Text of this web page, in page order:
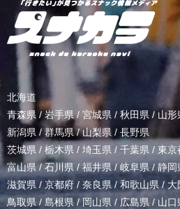
北海道
青森県 / 岩手県/ 宮城県 / 秋田県 / 山形
新潟県 /群馬県/山梨県 / 長野県
茨城県 / 栃木県 / 埼玉県 / 千葉県 / 東京
富山県 /石川県/福井県/岐阜県 / 静岡
滋賀県 / 京都府 / 奈良県 / 和歌山県/ 大
鳥取県/ 島根県 /岡山県/ 広島県 / 山口